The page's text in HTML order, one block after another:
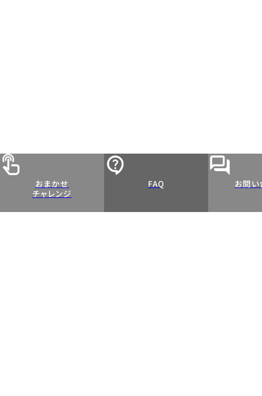
おまかせ
チャレンジ
FAQ お問